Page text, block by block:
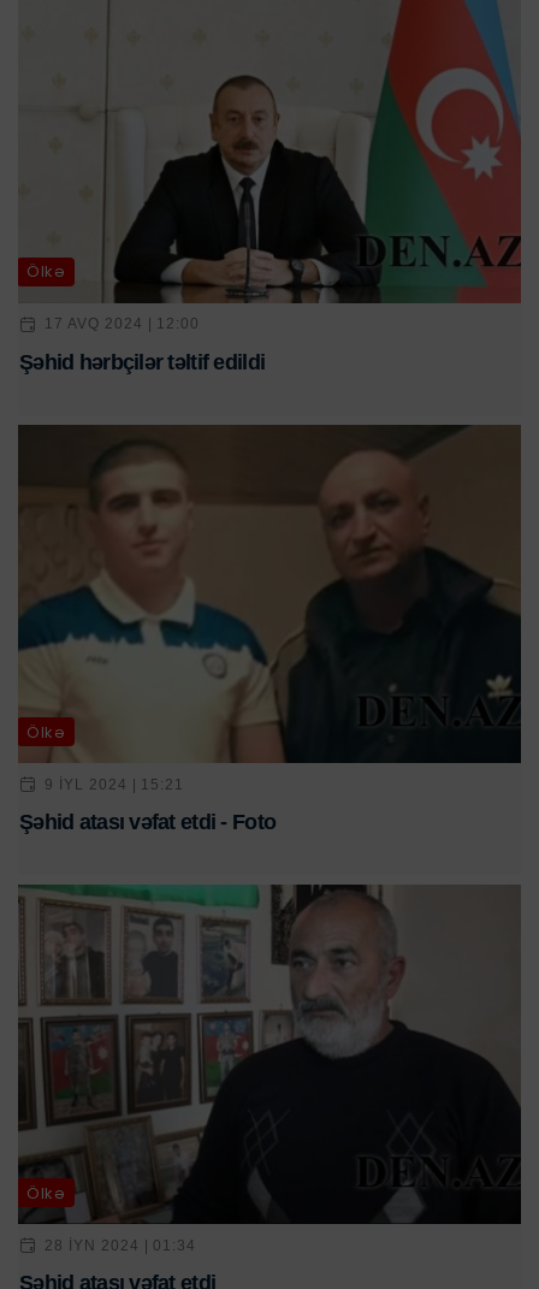
Ölkə
17 AVQ 2024 | 12:00
Şəhid hərbçilər təltif edildi
Ölkə
9 IYL 2024 | 15:21
Şəhid atası vəfat etdi - Foto
Ölkə
28 IYN 2024 | 01:34
Şəhid atası vəfat etdi